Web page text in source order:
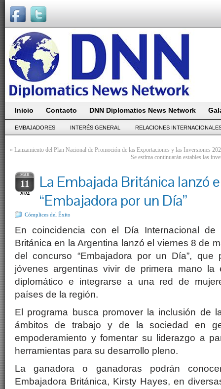
Inicio Contacto DNN Diplomatics News Network
EMBAJADORES INTERÉS GENERAL RELACIONES
« Lanzamiento del Plan Nacional de Promoción de las Exportaciones y las Inversiones
Se estima continuarán estables las
MAR
11
2024
La Embajada Británica lanzó
“Embajadora por un Día”
Cómplices del Ëxito
En coincidencia con el Día Internacional de
Británica en la Argentina lanzó el viernes 8 de
del concurso “Embajadora por un Día”,
jóvenes argentinas vivir de primera mano la
diplomático e integrarse a una red de
países de la región.
El programa busca promover la inclusión de
ámbitos de trabajo y de la sociedad en
empoderamiento y fomentar su liderazgo a
herramientas para su desarrollo pleno.
La ganadora o ganadoras podrán
Embajadora Británica, Kirsty Hayes, en